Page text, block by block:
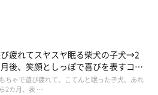
家に迎えてもうすぐ3カ月が経過す
チロくんはさまざまな成長を見せて
疲れてスヤスヤ眠る柴犬の子犬→2
後、笑顔としっぽで喜びを表すコに
！
ちゃで遊び疲れて、こてんと眠った子犬。あれ
2カ月、表 …